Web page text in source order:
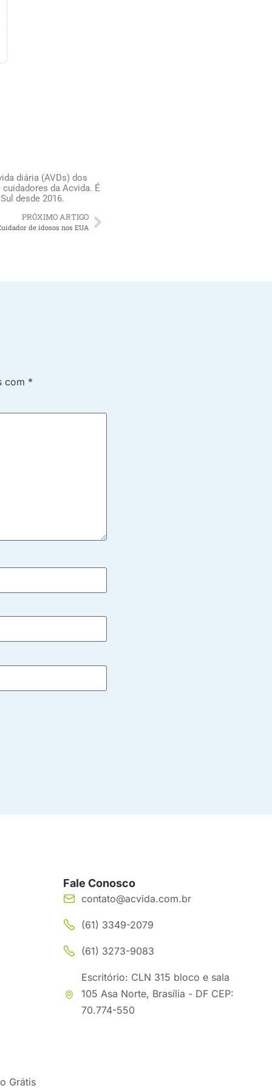
diária (AVDs) dos
da Acvida. É
desde 2016.
PRÓXIMO ARTIGO
de idosos nos EUA
com *
Grátis
Fale Conosco
contato@acvida.com.br
(61) 3349-2079
(61) 3273-9083
Escritório: CLN 315 bloco e sala
105 Asa Norte, Brasília - DF CEP:
70.774-550